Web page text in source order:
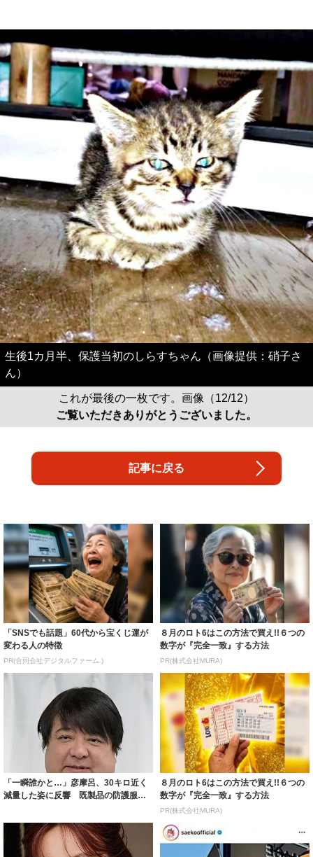
生後1カ月半、保護当初のしらすちゃん（画像提供：硝子さ
ん）
これが最後の一枚です。画像（12/12）
ご覧いただきありがとうございました。
記事に戻る
「SNSでも話題」60代から宝くじ運が
変わる人の特徴
PR(合同会社デジタルファーム )
８月のロト6はこの方法で買え!!６つの
数字が『完全一致』する方法
PR(株式会社MURA)
「一瞬誰かと…」彦摩呂、30キロ近く
減量した姿に反響 既製品の防護服が
８月のロト6はこの方法で買え!!６つの
数字が『完全一致』する方法
PR(株式会社MURA)